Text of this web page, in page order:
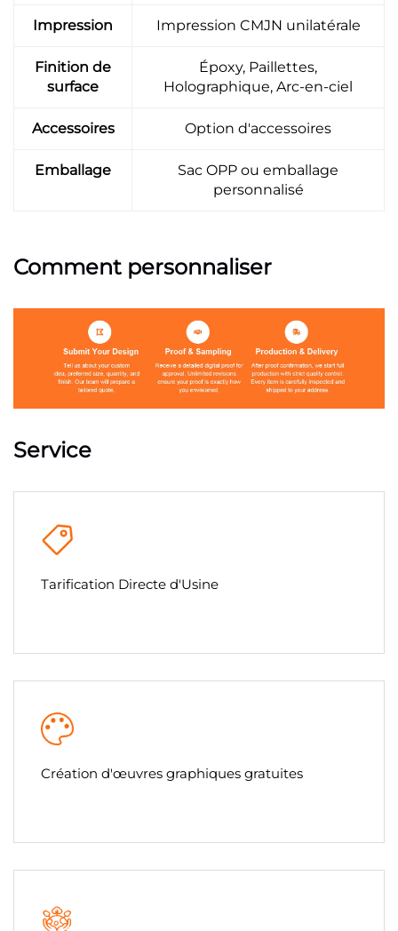
Impression Impression CMJN unilatérale
Finition de
surface
Époxy, Paillettes,
Holographique, Arc-en-ciel
Accessoires Option d'accessoires
Emballage
Sac OPP ou emballage
personnalisé
Comment personnaliser
Service
Tarification Directe d'Usine
Création d'œuvres graphiques gratuites